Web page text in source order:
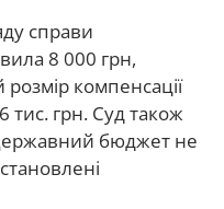
справи
8 000 грн,
компенсації
тис. грн. Суд також
бюджет не